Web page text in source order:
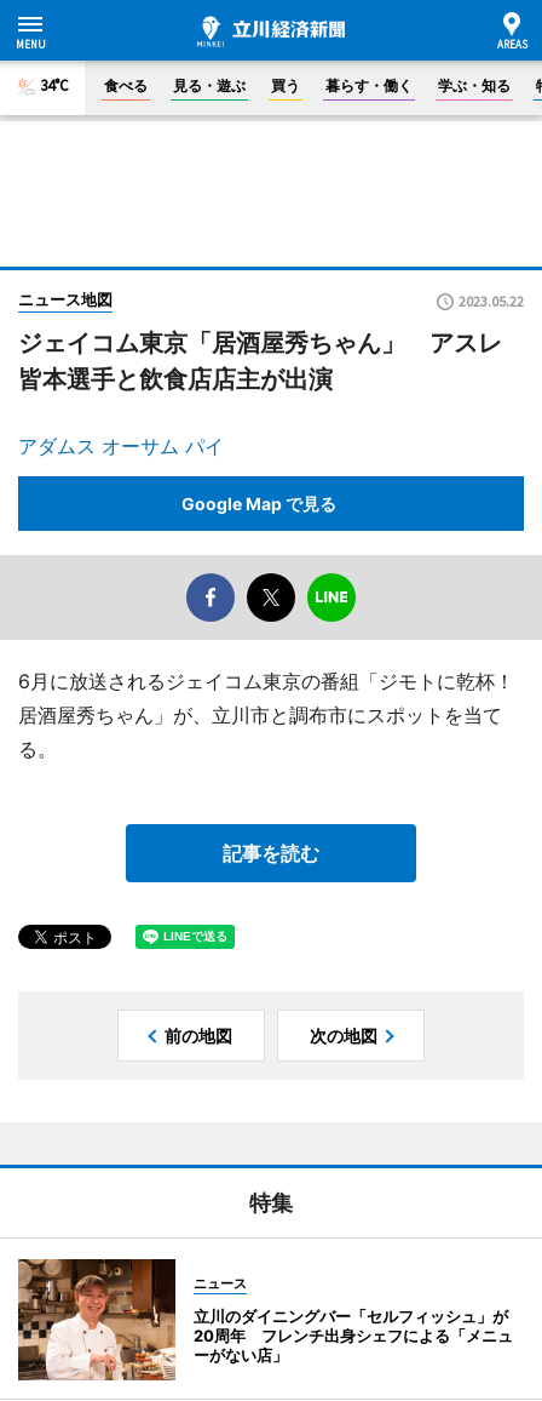
34°C 食べる 見る・遊ぶ 買う 暮らす・働く 学ぶ・知る
ニュース地図 2023.05.22
ジェイコム東京「居酒屋秀ちゃん」 アスレ
皆本選手と飲食店店主が出演
アダムス オーサム パイ
Google Map で見る
6月に放送されるジェイコム東京の番組「ジモトに乾杯！
居酒屋秀ちゃん」が、立川市と調布市にスポットを当て
る。
記事を読む
前の地図 次の地図
特集
ニュース
立川のダイニングバー「セルフィッシュ」が
20周年 フレンチ出身シェフによる「メニュ
ーがない店」